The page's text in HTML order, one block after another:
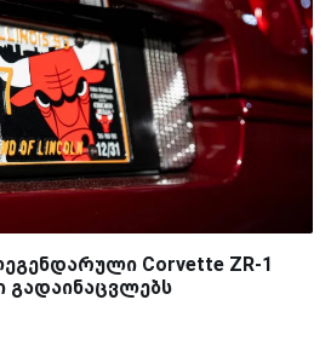
Corvette ZR-1
გადაინაცვლებს